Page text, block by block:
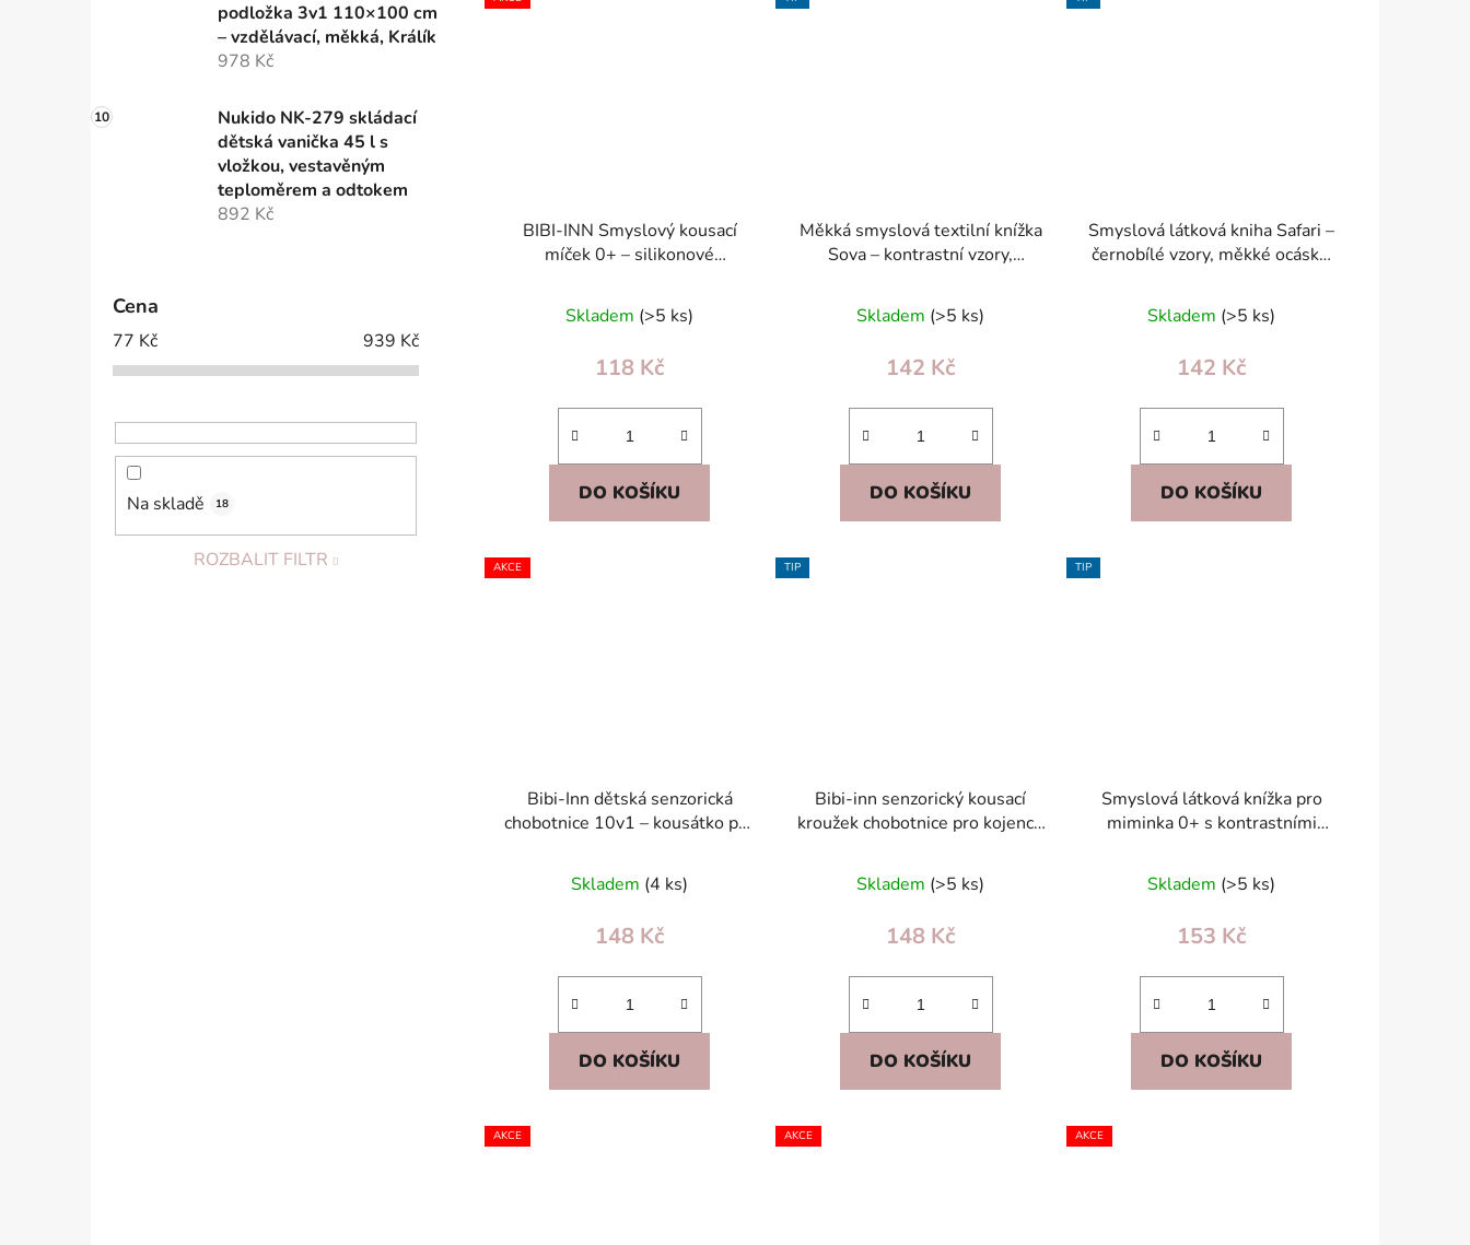
podložka 3v1 110×100 cm
– vzdělávací, měkká, Králík
978 Kč
Nukido NK-279 skládací
dětská vanička 45 l s
vložkou, vestavěným
teploměrem a odtokem
892 Kč
Cena
77 Kč 939 Kč
Na skladě 18
ROZBALIT FILTR
BIBI-INN Smyslový kousací
míček 0+ – silikonové
motoriky
Skladem (>5 ks)
118 Kč
DO KOŠÍKU
Měkká smyslová textilní knížka
Sova – kontrastní vzory,
Skladem (>5 ks)
142 Kč
DO KOŠÍKU
Smyslová látková kniha Safari –
černobílé vzory, měkké ocásky,
Skladem (>5 ks)
142 Kč
DO KOŠÍKU
AKCE
Bibi-Inn dětská senzorická
chobotnice 10v1 – kousátko pro
Skladem (4 ks)
148 Kč
DO KOŠÍKU
TIP
Bibi-inn senzorický kousací
kroužek chobotnice pro kojence
Skladem (>5 ks)
148 Kč
DO KOŠÍKU
TIP
Smyslová látková knížka pro
miminka 0+ s kontrastními
kousátkem
Skladem (>5 ks)
153 Kč
DO KOŠÍKU
AKCE AKCE AKCE